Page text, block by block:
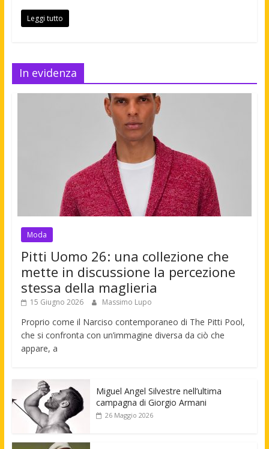
Leggi tutto
In evidenza
Moda
Pitti Uomo 26: una collezione che
mette in discussione la percezione
stessa della maglieria
15 Giugno 2026 Massimo Lupo
Proprio come il Narciso contemporaneo di The Pitti Pool,
che si confronta con un’immagine diversa da ciò che
appare, a
Miguel Angel Silvestre nell’ultima
campagna di Giorgio Armani
26 Maggio 2026